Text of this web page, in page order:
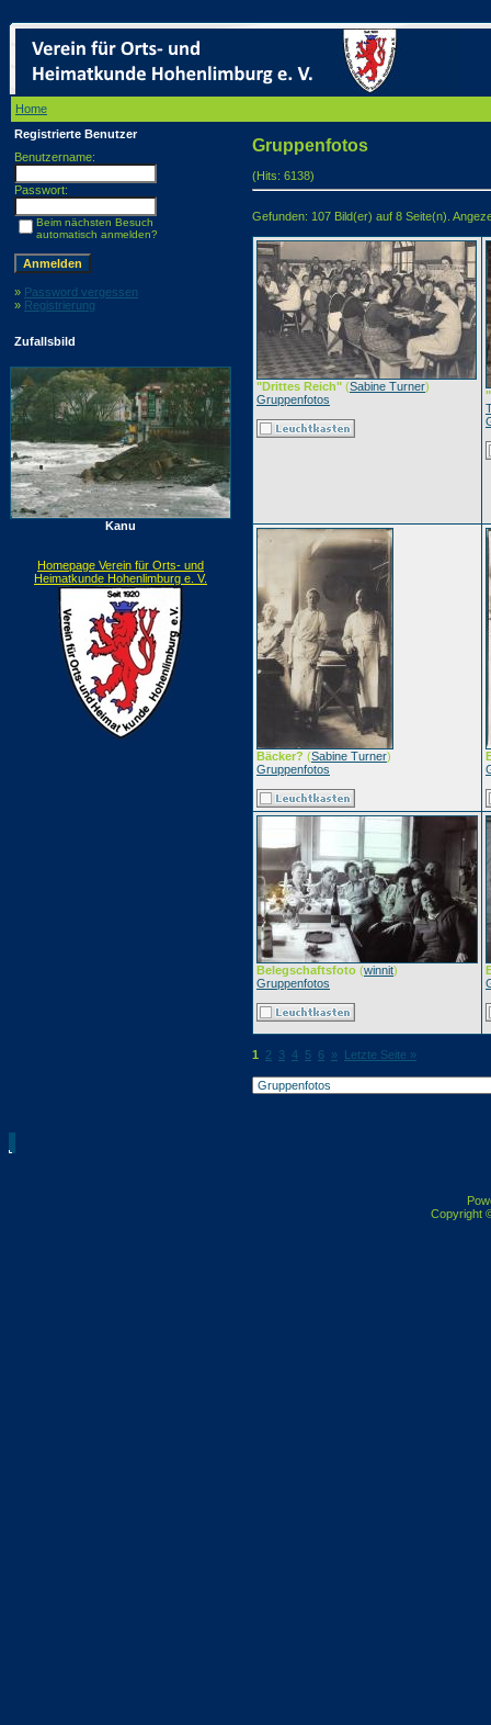
Home
Registrierte Benutzer
Benutzername:
Passwort:
Beim nächsten Besuch
automatisch anmelden?
» Password vergessen
» Registrierung
Zufallsbild
Kanu
Homepage Verein für Orts- und
Heimatkunde Hohenlimburg e. V.
Gruppenfotos
(Hits: 6138)
Gefunden: 107 Bild(er) auf 8 Seite(n).
"Drittes Reich" (Sabine Turner)
Gruppenfotos
Bäcker? (Sabine Turner)
Gruppenfotos
Belegschaftsfoto (winnit)
Gruppenfotos
1 2 3 4 5 6 » Letzte Seite »
Copyright